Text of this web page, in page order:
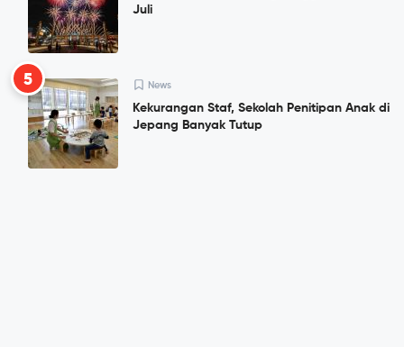
Juli
5 News
Kekurangan Staf, Sekolah Penitipan Anak di
Jepang Banyak Tutup